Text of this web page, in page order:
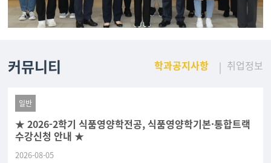
커뮤니티 학과공지사항 취업정보
일반
★ 2026-2학기 식품영양학전공, 식품영양학기본·통합트랙
수강신청 안내 ★
2026-08-05